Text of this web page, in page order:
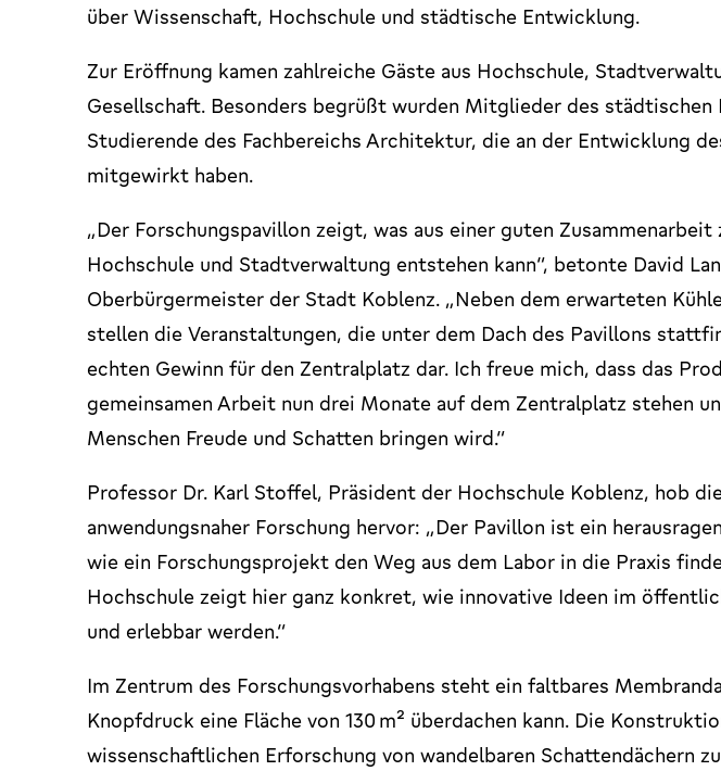
über Wissenschaft, Hochschule und städtische Entwicklung.
Zur Eröffnung kamen zahlreiche Gäste aus Hochschule,
Gesellschaft. Besonders begrüßt wurden Mitglieder des
Studierende des Fachbereichs Architektur, die an der Entwicklung
mitgewirkt haben.
„Der Forschungspavillon zeigt, was aus einer guten Zusammenarbeit
Hochschule und Stadtverwaltung entstehen kann“, betonte David
Oberbürgermeister der Stadt Koblenz. „Neben dem erwarteten
stellen die Veranstaltungen, die unter dem Dach des Pavillons
echten Gewinn für den Zentralplatz dar. Ich freue mich, dass das
gemeinsamen Arbeit nun drei Monate auf dem Zentralplatz stehen
Menschen Freude und Schatten bringen wird.“
Professor Dr. Karl Stoffel, Präsident der Hochschule Koblenz, hob
anwendungsnaher Forschung hervor: „Der Pavillon ist ein
wie ein Forschungsprojekt den Weg aus dem Labor in die Praxis
Hochschule zeigt hier ganz konkret, wie innovative Ideen im
und erlebbar werden.“
Im Zentrum des Forschungsvorhabens steht ein faltbares
Knopfdruck eine Fläche von 130 m² überdachen kann. Die
wissenschaftlichen Erforschung von wandelbaren Schattendächern